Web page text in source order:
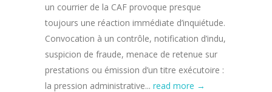
un courrier de la CAF provoque presque
toujours une réaction immédiate d’inquiétude.
Convocation à un contrôle, notification d’indu,
suspicion de fraude, menace de retenue sur
prestations ou émission d’un titre exécutoire :
la pression administrative... read more →